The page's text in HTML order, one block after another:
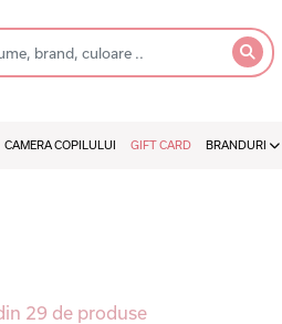
CAMERA COPILULUI GIFT CARD BRANDURI
29 de produse